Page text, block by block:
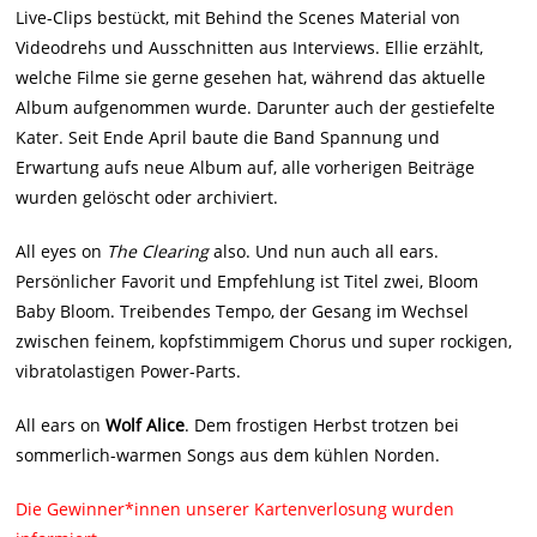
Live-Clips bestückt, mit Behind the Scenes Material von
Videodrehs und Ausschnitten aus Interviews. Ellie erzählt,
welche Filme sie gerne gesehen hat, während das aktuelle
Album aufgenommen wurde. Darunter auch der gestiefelte
Kater. Seit Ende April baute die Band Spannung und
Erwartung aufs neue Album auf, alle vorherigen Beiträge
wurden gelöscht oder archiviert.
All eyes on The Clearingalso. Und nun auch all ears.
Persönlicher Favorit und Empfehlung ist Titel zwei, Bloom
Baby Bloom. Treibendes Tempo, der Gesang im Wechsel
zwischen feinem, kopfstimmigem Chorus und super rockigen,
vibratolastigen Power-Parts.
All ears onWolf Alice. Dem frostigen Herbst trotzen bei
sommerlich-warmen Songs aus dem kühlen Norden.
Die Gewinner*innen unserer Kartenverlosung wurden